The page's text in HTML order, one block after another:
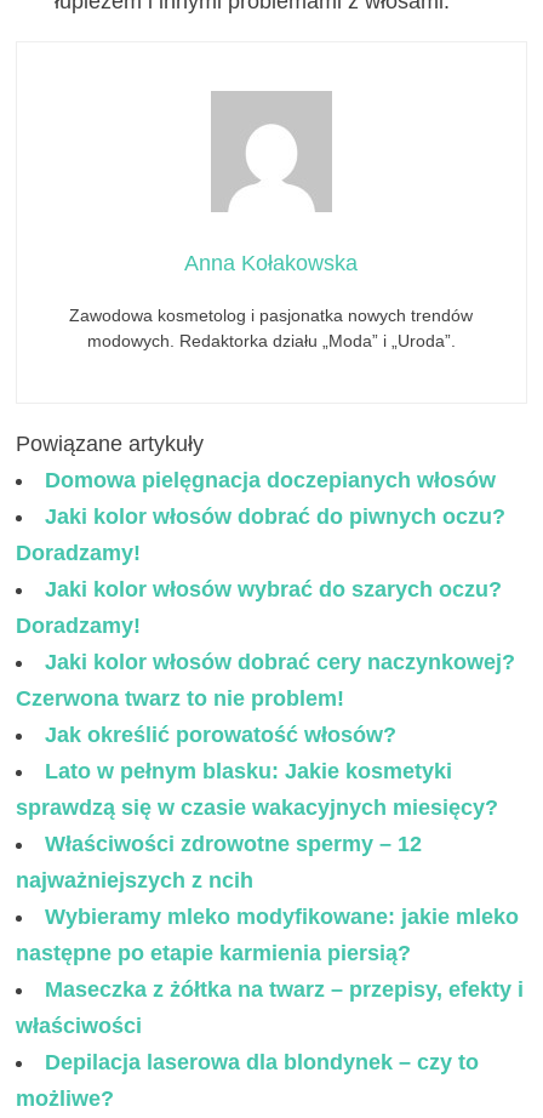
Anna Kołakowska
Zawodowa kosmetolog i pasjonatka nowych trendów
modowych. Redaktorka działu „Moda” i „Uroda”.
Powiązane artykuły
Domowa pielęgnacja doczepianych włosów
Jaki kolor włosów dobrać do piwnych oczu?
Doradzamy!
Jaki kolor włosów wybrać do szarych oczu?
Doradzamy!
Jaki kolor włosów dobrać cery naczynkowej?
Czerwona twarz to nie problem!
Jak określić porowatość włosów?
Lato w pełnym blasku: Jakie kosmetyki
sprawdzą się w czasie wakacyjnych miesięcy?
Właściwości zdrowotne spermy – 12
najważniejszych z ncih
Wybieramy mleko modyfikowane: jakie mleko
następne po etapie karmienia piersią?
Maseczka z żółtka na twarz – przepisy, efekty i
właściwości
Depilacja laserowa dla blondynek – czy to
możliwe?